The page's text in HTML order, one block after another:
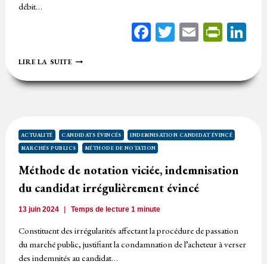
débit…
Facebook
Twitter
Email
LIRE LA SUITEUNE
30
%
PAS,
EN
SOI,
ANORMALEMENT
BASSE
ACTUALITÉ CANDIDATS ÉVINCÉS
INDEMNISATION CANDIDAT ÉVINCÉ
MARCHÉS PUBLICS
MÉTHODE DE NOTATION
Méthode de notation viciée, indemnisation
du candidat irrégulièrement évincé
13 juin 2024 Temps de lecture1 minute
Constituent des irrégularités affectant la procédure de passation
du marché public, justifiant la condamnation de l’acheteur à verser
des indemnités au candidat…